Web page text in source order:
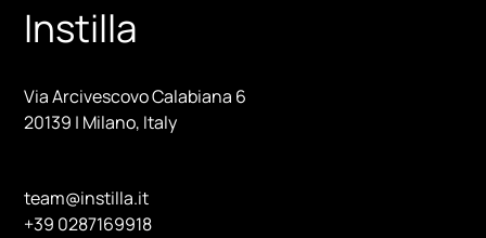
Instilla
Via Arcivescovo Calabiana 6
20139 | Milano, Italy
team@instilla.it
+39 0287169918